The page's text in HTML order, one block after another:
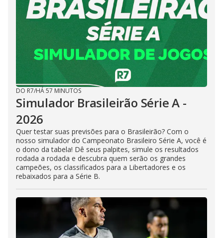
DO R7/HÁ 57 MINUTOS
Simulador Brasileirão Série A -
2026
Quer testar suas previsões para o Brasileirão? Com o
nosso simulador do Campeonato Brasileiro Série A, você é
o dono da tabela! Dê seus palpites, simule os resultados
rodada a rodada e descubra quem serão os grandes
campeões, os classificados para a Libertadores e os
rebaixados para a Série B.